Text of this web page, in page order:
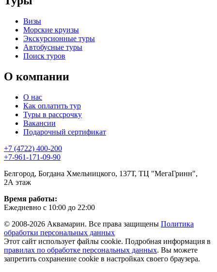
Визы
Морские круизы
Экскурсионные туры
Автобусные туры
Поиск туров
О компании
О нас
Как оплатить тур
Туры в рассрочку
Вакансии
Подарочный сертификат
+7 (4722) 400-200
+7-961-171-09-90
Белгород, Богдана Хмельницкого, 137Т, ТЦ "МегаГринн",
2А этаж
Время работы:
Ежедневно с 10:00 до 22:00
© 2008-2026 Аквамарин. Все права защищены Политика
обработки персональных данных
Этот сайт использует файлы cookie. Подробная информация в
правилах по обработке персональных данных. Вы можете
запретить сохранение cookie в настройках своего браузера.